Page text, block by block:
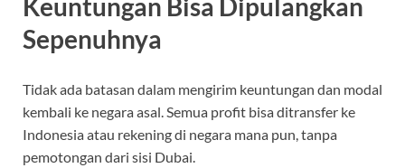
Keuntungan Bisa Dipulangkan
Sepenuhnya
Tidak ada batasan dalam mengirim keuntungan dan modal
kembali ke negara asal. Semua profit bisa ditransfer ke
Indonesia atau rekening di negara mana pun, tanpa
pemotongan dari sisi Dubai.